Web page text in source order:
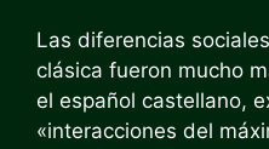
Las diferencias
clásica fueron mucho
el español castellano,
«interacciones del